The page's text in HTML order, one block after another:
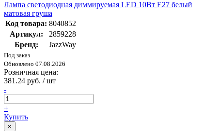
Лампа светодиодная диммируемая LED 10Вт E27 белый
матовая груша
Код товара: 8040852
Артикул:
2859228
Бренд:
JazzWay
Под заказ
Обновлено 07.08.2026
Розничная цена:
381.24 руб. / шт
-
+
Купить
×